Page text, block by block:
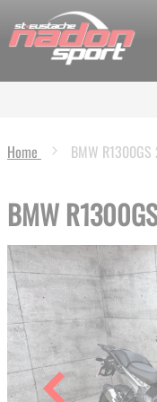
Home BMW
BMW
Skip
to
the
end
of
the
images